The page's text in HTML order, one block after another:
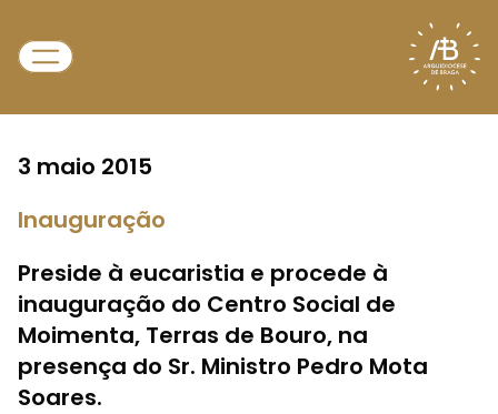
3 maio 2015
Inauguração
Preside à eucaristia e procede à
inauguração do Centro Social de
Moimenta, Terras de Bouro, na
presença do Sr. Ministro Pedro Mota
Soares.